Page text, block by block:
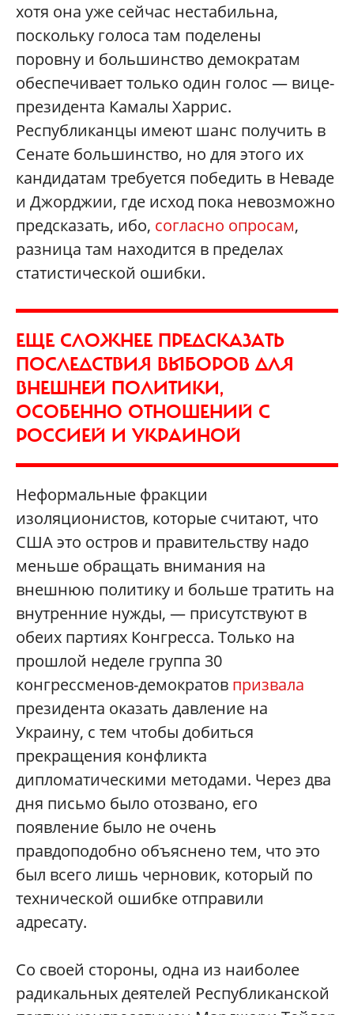
хотя она уже сейчас нестабильна,
поскольку голоса там поделены
поровну и большинство демократам
обеспечивает только один голос — вице-
президента Камалы Харрис.
Республиканцы имеют шанс получить в
Сенате большинство, но для этого их
кандидатам требуется победить в Неваде
и Джорджии, где исход пока невозможно
предсказать, ибо, согласно опросам,
разница там находится в пределах
статистической ошибки.
ЕЩЕ СЛОЖНЕЕ ПРЕДСКАЗАТЬ
ПОСЛЕДСТВИЯ ВЫБОРОВ ДЛЯ
ВНЕШНЕЙ ПОЛИТИКИ,
ОСОБЕННО ОТНОШЕНИЙ С
РОССИЕЙ И УКРАИНОЙ
Неформальные фракции
изоляционистов, которые считают, что
США это остров и правительству надо
меньше обращать внимания на
внешнюю политику и больше тратить на
внутренние нужды, — присутствуют в
обеих партиях Конгресса. Только на
прошлой неделе группа 30
конгрессменов-демократов призвала
президента оказать давление на
Украину, с тем чтобы добиться
прекращения конфликта
дипломатическими методами. Через два
дня письмо было отозвано, его
появление было не очень
правдоподобно объяснено тем, что это
был всего лишь черновик, который по
технической ошибке отправили
адресату.
Со своей стороны, одна из наиболее
радикальных деятелей Республиканской